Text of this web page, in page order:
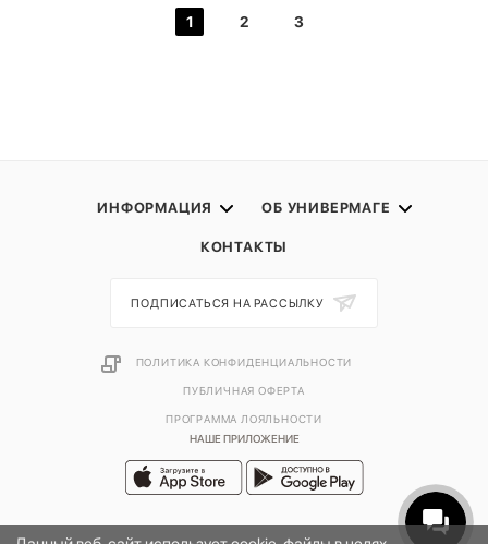
1 2 3
ИНФОРМАЦИЯ ОБ УНИВЕРМАГЕ
КОНТАКТЫ
НАШЕ ПРИЛОЖЕНИЕ
ПОДПИСАТЬСЯ НА РАССЫЛКУ
ПОЛИТИКА КОНФИДЕНЦИАЛЬНОСТИ
ПУБЛИЧНАЯ ОФЕРТА
ПРОГРАММА ЛОЯЛЬНОСТИ